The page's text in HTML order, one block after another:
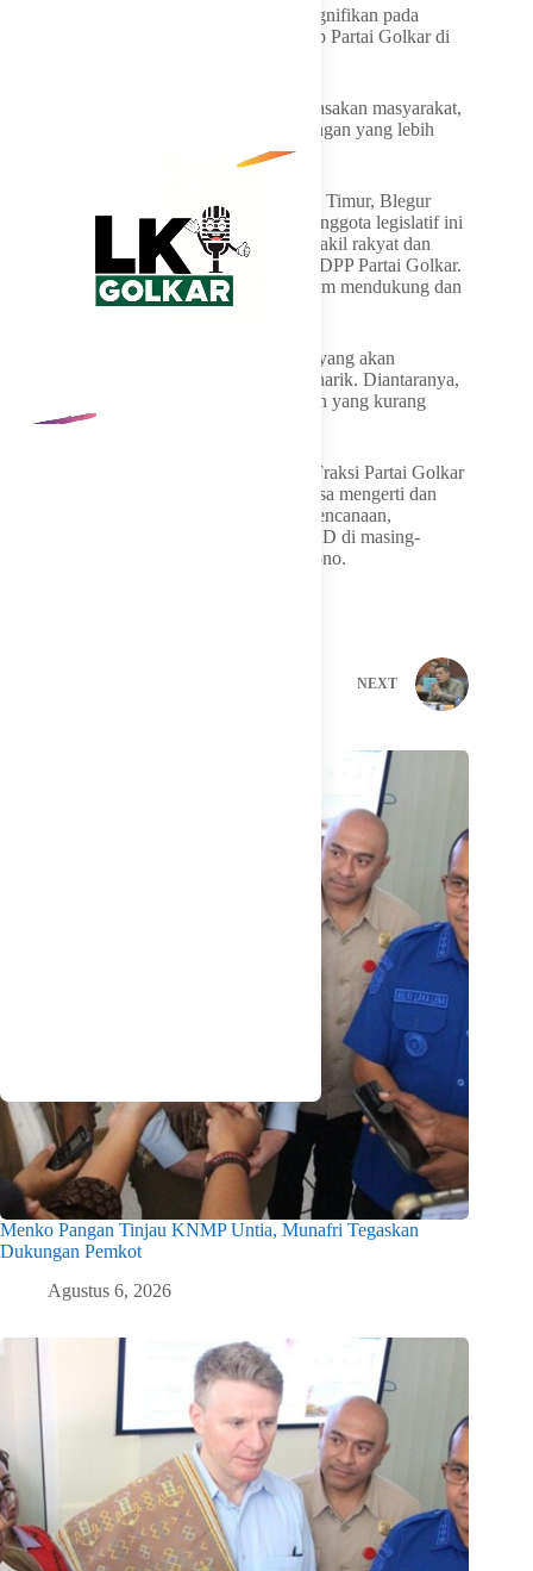
Golkar melalui Bimtek akan berdampak signifikan pada
meningkatnya kepercayaan publik terhadap Partai Golkar di
“Dengan peran yang semakin kuat dan dirasakan masyarakat,
kita berharap ke depan dapat meraih dukungan yang lebih
Senada sekretaris DPD Partai Golkar Jawa Timur, Blegur
Prijanggono menambahkan, Bimtek bagi anggota legislatif ini
bertujuan untuk meningkatkan kapasitas wakil rakyat dan
menjalankan target yang sudah ditetapkan DPP Partai Golkar.
Termasuk peran penting Partai Golkar dalam mendukung dan
mengawal pemerintahan.
Menurut wakil ketua DPRD Jatim, materi yang akan
diberikan dalam Bimtek kali ini sangat menarik. Diantaranya,
terkait temuan-temuan BPK, belanja daerah yang kurang
bagus dan lain sebagainya.
“Jadi dengan adanya Bimtek ini, anggota Fraksi Partai Golkar
yang ada di Badan Anggaran (Banggar) bisa mengerti dan
paham betul akan peran mereka dalam perencanaan,
pembuatan dan pengawasan terhadap APBD di masing-
masing daerah,” pungkas Blegur Prijanggono.
NEXT
Menko Pangan Tinjau KNMP Untia, Munafri Tegaskan
Dukungan Pemkot
Agustus 6, 2026